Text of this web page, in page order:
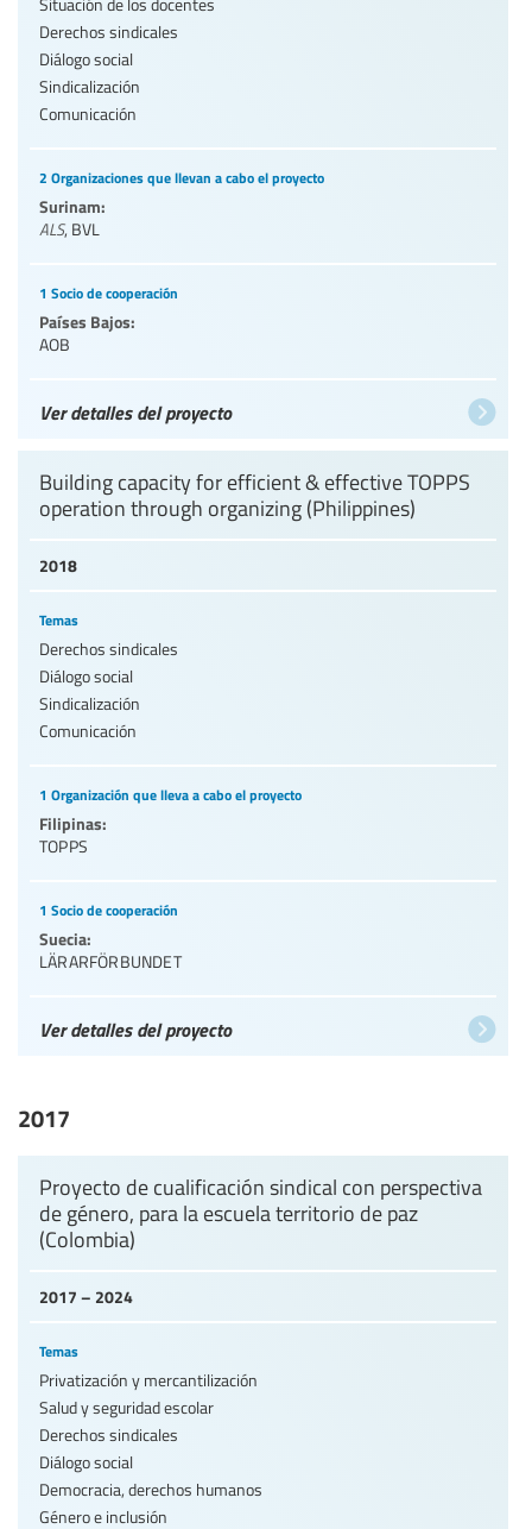
Derechos sindicales
Diálogo social
Sindicalización
Comunicación
2 Organizaciones que llevan a cabo el proyecto
Surinam:
ALS, BVL
1 Socio de cooperación
Países Bajos:
AOB
Ver detalles del proyecto
2018
Building capacity for efficient & effective TOPPS
operation through organizing (Philippines)
Temas
Derechos sindicales
Diálogo social
Sindicalización
Comunicación
1 Organización que lleva a cabo el proyecto
Filipinas:
TOPPS
1 Socio de cooperación
Suecia:
LÄRARFÖRBUNDET
Ver detalles del proyecto
2017
2017 – 2024
Proyecto de cualificación sindical con perspectiva
de género, para la escuela territorio de paz
(Colombia)
Temas
Privatización y mercantilización
Salud y seguridad escolar
Derechos sindicales
Diálogo social
Democracia, derechos humanos
Género e inclusión